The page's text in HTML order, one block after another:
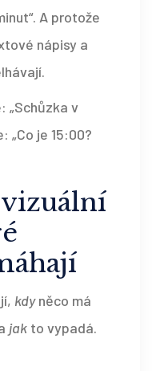
A protože
nápisy a
„Schůzka v
„Co je 15:00?
kdyněco má
jak to vypadá.